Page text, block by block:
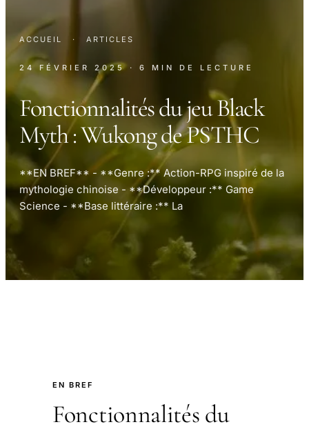
ACCUEIL · ARTICLES
24 FÉVRIER 2025 · 6 MIN DE LECTURE
Fonctionnalités du jeu Black
Myth : Wukong de PSTHC
**EN BREF** - **Genre :** Action-RPG inspiré de la
mythologie chinoise - **Développeur :** Game
Science - **Base littéraire :** La
EN BREF
Fonctionnalités du